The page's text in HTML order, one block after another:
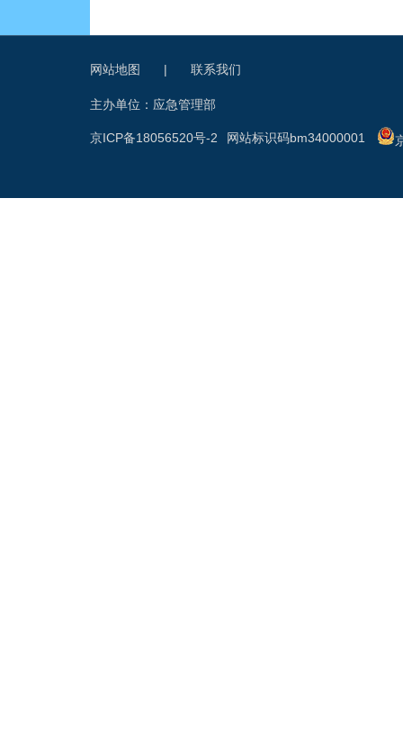
网站地图 | 联系我们
主办单位：应急管理部
网站标识码bm34000001
京ICP备18056520号-2